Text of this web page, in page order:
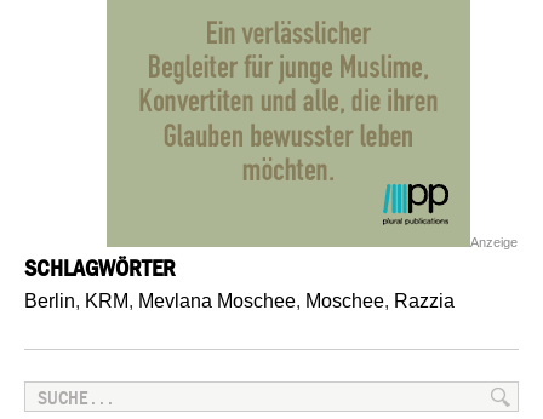
Anzeige
SCHLAGWÖRTER
Berlin, KRM, Mevlana Moschee, Moschee, Razzia